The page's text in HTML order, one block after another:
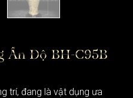
Ấn Độ BH-C95B
trí, đang là vật dụng ưa